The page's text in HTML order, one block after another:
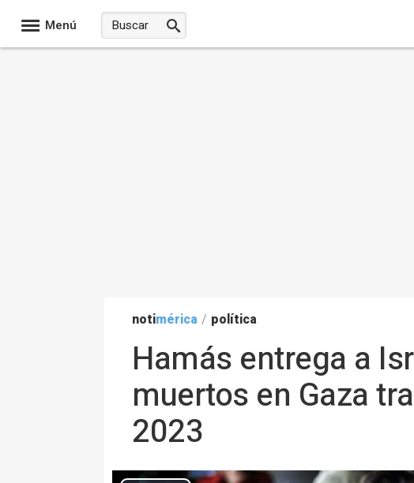
Menú
notimérica / política
Hamás entrega a
muertos en Gaza
2023
Miembros de las Brigadas Ezzeldín al Qassam, brazo armado del Movimiento de